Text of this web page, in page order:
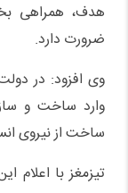
هدف، همراهی
ضرورت دارد.
وی افزود: در
وارد ساخت و ساز
ساخت از نیروی
تیزمغز با اعلام